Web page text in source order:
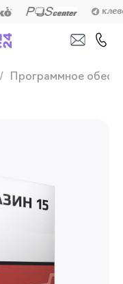
Продажа,
Программное